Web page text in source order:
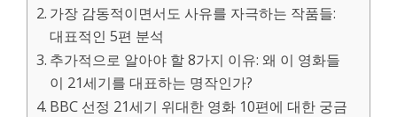
가장 감동적이면서도 사유를 자극하는 작품들:
대표적인 5편 분석
추가적으로 알아야 할 8가지 이유: 왜 이 영화들
이 21세기를 대표하는 명작인가?
BBC 선정 21세기 위대한 영화 10편에 대한 궁금